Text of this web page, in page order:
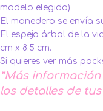
modelo elegido)
El monedero se envía
El espejo árbol de la
cm x 8.5 cm.
Si quieres ver más
*Más
los detalles de